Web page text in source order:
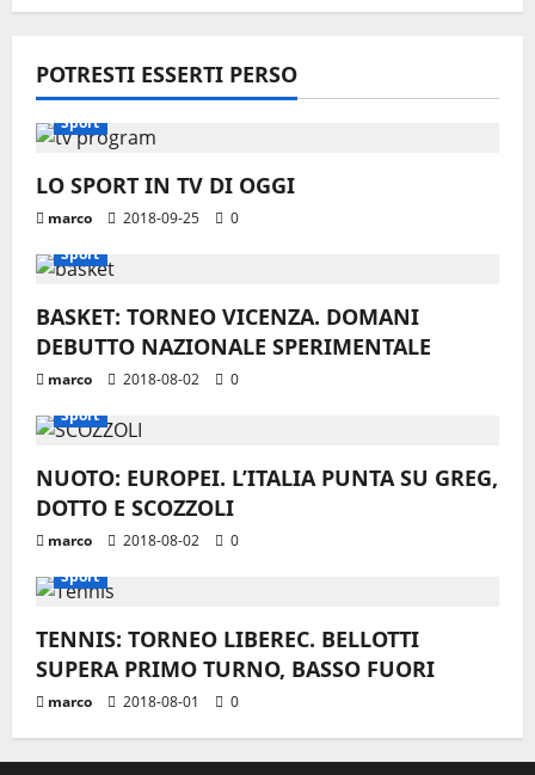
POTRESTI ESSERTI PERSO
Sport
LO SPORT IN TV DI OGGI
marco 2018-09-25
0
Sport
BASKET: TORNEO VICENZA. DOMANI
DEBUTTO NAZIONALE SPERIMENTALE
marco 2018-08-02
0
Sport
NUOTO: EUROPEI. L’ITALIA PUNTA SU GREG,
DOTTO E SCOZZOLI
marco 2018-08-02
0
Sport
TENNIS: TORNEO LIBEREC. BELLOTTI
SUPERA PRIMO TURNO, BASSO FUORI
marco 2018-08-01 0